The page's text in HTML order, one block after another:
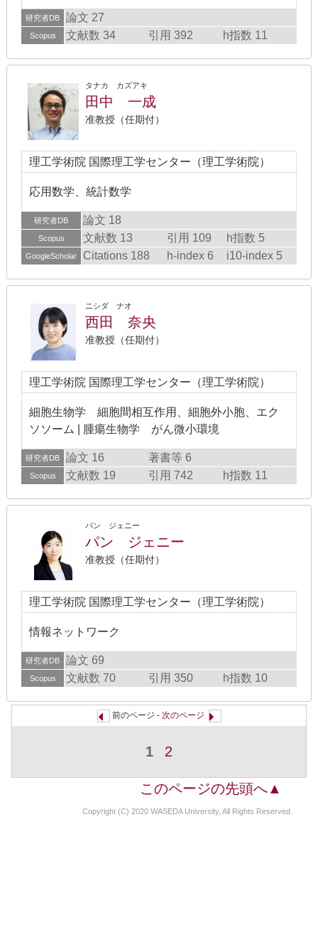
研究者DB 論文 27
Scopus 文献数 34 引用 392 h指数 11
タナカ カズアキ
田中 一成
准教授（任期付）
理工学術院 国際理工学センター（理工学術院）
応用数学、統計数学
研究者DB 論文 18
Scopus 文献数 13 引用 109 h指数 5
GoogleScholar Citations 188 h-index 6 i10-index 5
ニシダ ナオ
西田 奈央
准教授（任期付）
理工学術院 国際理工学センター（理工学術院）
細胞生物学 細胞間相互作用、細胞外小胞、エク
ソソーム | 腫瘍生物学 がん微小環境
研究者DB 論文 16 著書等 6
Scopus 文献数 19 引用 742 h指数 11
パン ジェニー
パン ジェニー
准教授（任期付）
理工学術院 国際理工学センター（理工学術院）
情報ネットワーク
研究者DB 論文 69
Scopus 文献数 70 引用 350 h指数 10
前のページ - 次のページ
1 2
このページの先頭へ▲
Copyright (C) 2020 WASEDA University, All Rights Reserved.